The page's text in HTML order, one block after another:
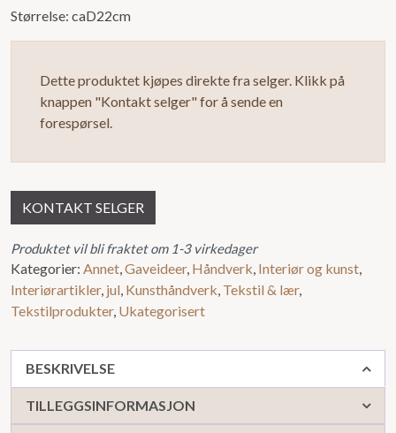
5
Størrelse: caD22cm
Dette produktet kjøpes direkte fra selger. Klikk på
knappen "Kontakt selger" for å sende en
forespørsel.
KONTAKT SELGER
Produktet vil bli fraktet om 1-3 virkedager
Kategorier: Annet,Gaveideer, Håndverk, Interiør og kunst,
Interiørartikler, jul, Kunsthåndverk, Tekstil & lær,
Tekstilprodukter, Ukategorisert
BESKRIVELSE
TILLEGGSINFORMASJON